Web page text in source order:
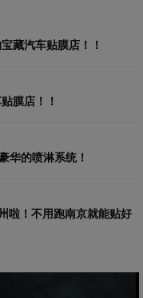
藏汽车贴膜店！！
膜店！！
华的喷淋系统！
啦！不用跑南京就能贴好